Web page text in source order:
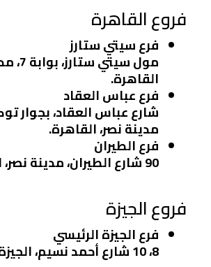
فروع القاهرة
فرع سيتي ستارز
مول سيتي
القاهرة.
فرع عباس العقاد
شارع عباس العقاد، بجوار
مدينة نصر، القاهرة.
فرع الطيران
90 شارع الطيران، مدينة نصر، القاهرة.
فروع الجيزة
فرع الجيزة الرئيسي
8، 10 شارع أحمد نسيم، الجيزة.